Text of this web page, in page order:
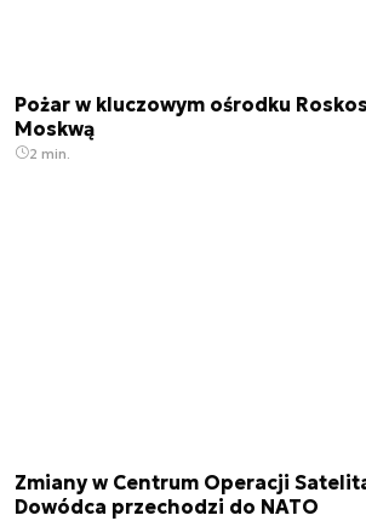
Pożar w kluczowym ośrodku
Moskwą
2 min.
Zmiany w Centrum Operacji
Dowódca przechodzi do NATO